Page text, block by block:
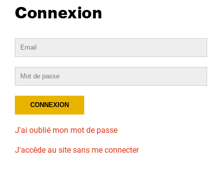
Connexion
J'ai oublié mon mot de passe
J'accède au site sans me connecter